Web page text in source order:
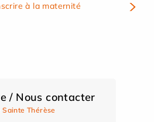
à la maternité
/ Nous contacter
Thérèse